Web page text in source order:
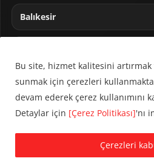
Balıkesir
© 2024 CUMHA (Cumhur Haber
KVKK Aydınlatma Metni
Bu site, hizmet kalitesini
sunmak için çerezleri
devam ederek çerez kullanımını
Detaylar için [Çerez Politikası]'nı
Çerezleri